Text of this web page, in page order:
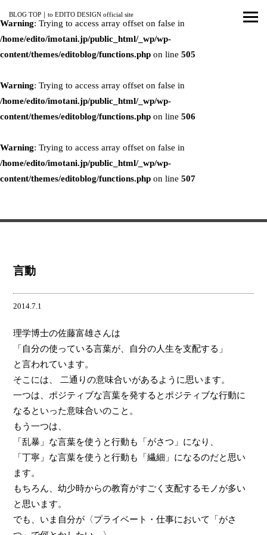
Warning: Trying to access array offset on false in
/home/edito/imotani.jp/public_html/_wp/wp-
content/themes/editoblog/functions.php on line 505
Warning: Trying to access array offset on false in
/home/edito/imotani.jp/public_html/_wp/wp-
content/themes/editoblog/functions.php on line 506
Warning: Trying to access array offset on false in
/home/edito/imotani.jp/public_html/_wp/wp-
content/themes/editoblog/functions.php on line 507
BLOG TOP ｜ to EDITO DESIGN official site
言動
2014.7.1
理学博士の佐藤富雄さんは
「自分の使っている言葉が、自分の人生を支配する」
と言われています。
そこには、 二通りの意味合いがあるように思います。
一つは、ポジティブな言葉を発するとポジティブな行動に
なるといった意味合いのこと。
もう一つは、
「乱暴」な言葉を使うと行動も「がさつ」になり、
「丁寧」な言葉を使うと行動も「繊細」になるのだと思い
ます。
もちろん、幼少時からの教育がすごく支配するモノが多い
と思います。
でも、いま自分が〈プライベート・仕事において「がさ